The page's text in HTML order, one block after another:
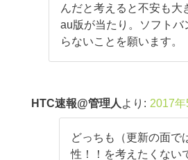
んだと考えると不安も大
au版が当たり。ソフトバ
らないことを願います。
HTC速報@管理人より: 2017年
どっちも（更新の面で
性！！を考えたくない